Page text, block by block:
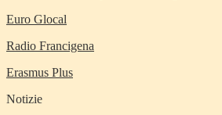
Euro Glocal
Radio Francigena
Erasmus Plus
Notizie